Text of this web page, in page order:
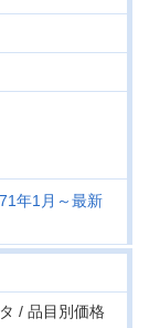
年1月～最新
/ 品目別価格